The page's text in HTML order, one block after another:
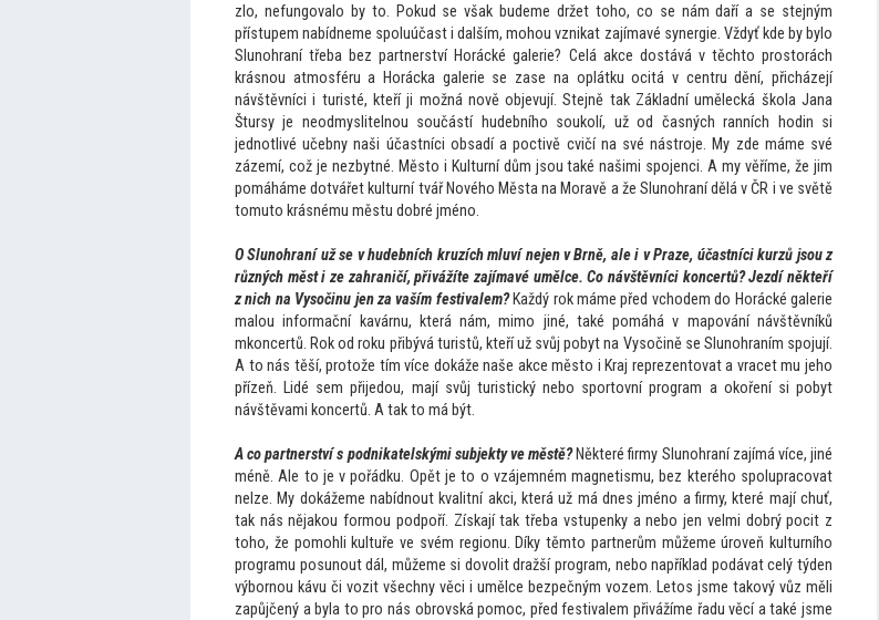
zlo, nefungovalo by to. Pokud se však budeme držet toho, co se nám daří a se stejným
přístupem nabídneme spoluúčast i dalším, mohou vznikat zajímavé synergie. Vždyť kde by bylo
Slunohraní třeba bez partnerství Horácké galerie? Celá akce dostává v těchto prostorách
krásnou atmosféru a Horácka galerie se zase na oplátku ocitá v centru dění, přicházejí
návštěvníci i turisté, kteří ji možná nově objevují. Stejně tak Základní umělecká škola Jana
Štursy je neodmyslitelnou součástí hudebního soukolí, už od časných ranních hodin si
jednotlivé učebny naši účastníci obsadí a poctivě cvičí na své nástroje. My zde máme své
zázemí, což je nezbytné. Město i Kulturní dům jsou také našimi spojenci. A my věříme, že jim
pomáháme dotvářet kulturní tvář Nového Města na Moravě a že Slunohraní dělá v ČR i ve světě
tomuto krásnému městu dobré jméno.
O Slunohraní už se v hudebních kruzích mluví nejen v Brně, ale i v Praze, účastníci kurzů jsou z
různých měst i ze zahraničí, přivážíte zajímavé umělce. Co návštěvníci koncertů? Jezdí někteří
z nich na Vysočinu jen za vaším festivalem?Každý rok máme před vchodem do Horácké galerie
malou informační kavárnu, která nám, mimo jiné, také pomáhá v mapování návštěvníků
mkoncertů. Rok od roku přibývá turistů, kteří už svůj pobyt na Vysočině se Slunohraním spojují.
A to nás těší, protože tím více dokáže naše akce město i Kraj reprezentovat a vracet mu jeho
přízeň. Lidé sem přijedou, mají svůj turistický nebo sportovní program a okoření si pobyt
návštěvami koncertů. A takto má být.
A co partnerství s podnikatelskými subjekty ve městě?Některé firmy Slunohraní zajímá více, jiné
méně. Ale to je v pořádku. Opět jeto o vzájemném magnetismu, bez kterého spolupracovat
nelze. My dokážeme nabídnout kvalitní akci, která už má dnes jméno a firmy, které mají chuť,
tak nás nějakou formou podpoří. Získají tak třeba vstupenky a nebo jen velmi dobrý pocit z
toho, že pomohli kultuře ve svém regionu. Díky těmto partnerům můžeme úroveň kulturního
programu posunout dál, můžeme si dovolit dražší program, nebo například podávat celý týden
výbornou kávu či vozit všechny věci i umělce bezpečným vozem. Letos jsme takový vůz měli
zapůjčený a byla to pro nás obrovská pomoc, před festivalem přivážíme řadu věcí a také jsme